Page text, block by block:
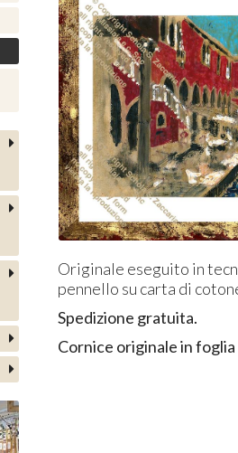
Originale eseguito in
pennello su carta di
Spedizione gratuita.
Cornice originale in